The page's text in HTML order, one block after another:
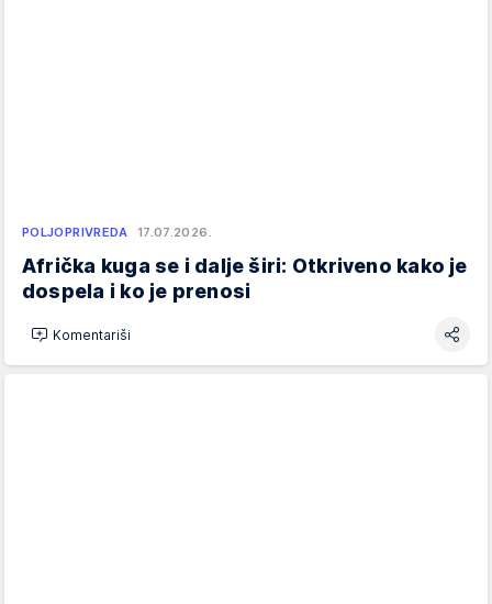
POLJOPRIVREDA 17.07.2026.
Afrička kuga se i dalje širi: Otkriveno kako je
dospela i ko je prenosi
Komentariši